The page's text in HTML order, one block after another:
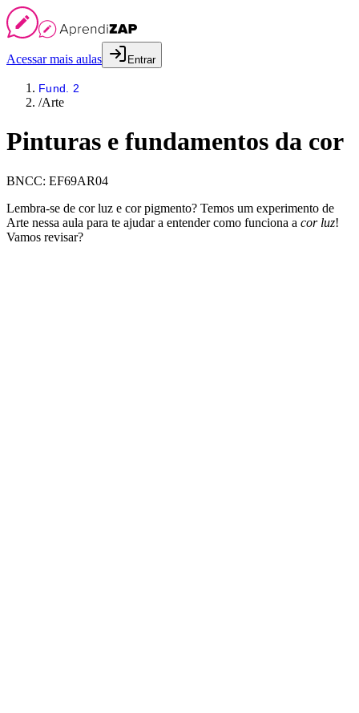
Acessar mais aulas Entrar
Fund. 2
/Arte
Pinturas e fundamentos da cor
BNCC: EF69AR04
Lembra-se de cor luz e cor pigmento? Temos um experimento de
Arte nessa aula para te ajudar a entender como funciona a cor luz!
Vamos revisar?